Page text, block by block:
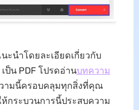
ะนำโดยละเอียดเกี่ยวกับ
ป็น PDF โปรดอ่านบทความ
ามนี้ครอบคลุมทุกสิ่งที่คุณ
ห้กระบวนการนี้ประสบความ